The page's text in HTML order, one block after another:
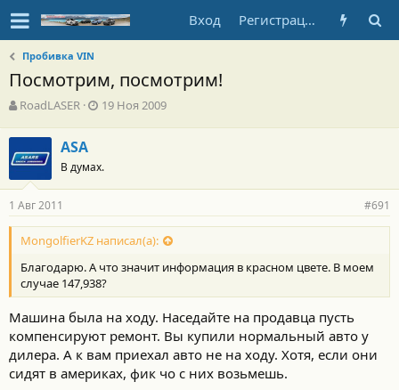
Вход Регистрация
Пробивка VIN
Посмотрим, посмотрим!
А
т
о
р
т
е
м
ы
RoadLASER
Д
н
а
л
а
19 Ноя 2009
ASA
В думах.
1 Авг 2011 #691
MongolfierKZ написал(а):
Благодарю. А что значит информация в красном цвете. В моем
случае 147,938?
Машина была на ходу. Наседайте на продавца пусть
компенсируют ремонт. Вы купили нормальный авто у
дилера. А к вам приехал авто не на ходу. Хотя, если они
сидят в америках, фик чо с них возьмешь.